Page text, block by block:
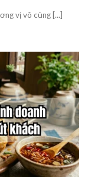
vị vô cùng [...]